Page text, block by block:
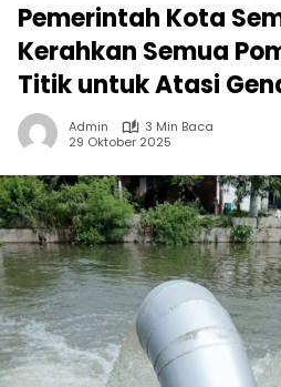
Pemerintah Kota
Kerahkan Semua
Titik untuk Atasi
Admin
3 Min Baca
29 Oktober 2025